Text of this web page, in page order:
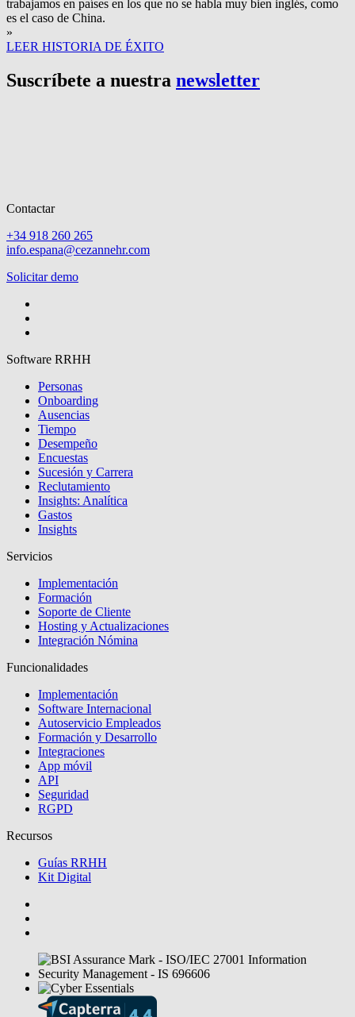
trabajamos en países en los que no se habla muy bien inglés, como
es el caso de China.
»
LEER HISTORIA DE ÉXITO
Suscríbete a nuestra newsletter
Contactar
+34 918 260 265
info.espana@cezannehr.com
Solicitar demo
Software RRHH
Personas
Onboarding
Ausencias
Tiempo
Desempeño
Encuestas
Sucesión y Carrera
Reclutamiento
Insights: Analítica
Gastos
Insights
Servicios
Implementación
Formación
Soporte de Cliente
Hosting y Actualizaciones
Integración Nómina
Funcionalidades
Implementación
Software Internacional
Autoservicio Empleados
Formación y Desarrollo
Integraciones
App móvil
API
Seguridad
RGPD
Recursos
Guías RRHH
Kit Digital